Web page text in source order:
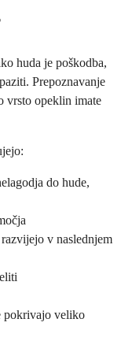
huda je poškodba,
Prepoznavanje
vrsto opeklin imate
do hude,
v naslednjem
pokrivajo veliko